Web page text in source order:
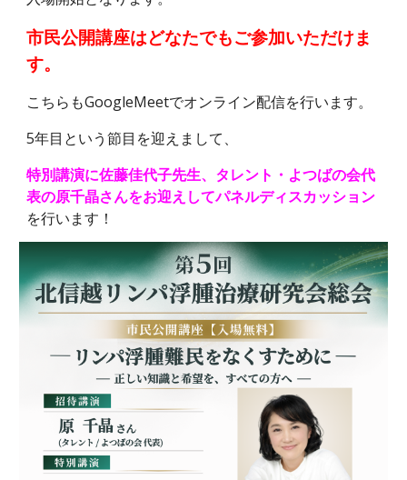
市民公開講座はどなたでもご参加いただけま
す。
こちらもGoogleMeetでオンライン配信を行います。
5年目という節目を迎えまして、
特別講演に佐藤佳代子先生、タレント・よつばの会代
表の原千晶さんをお迎えしてパネルディスカッション
を行います！